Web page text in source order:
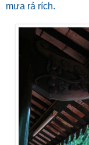
mưa rả rích.